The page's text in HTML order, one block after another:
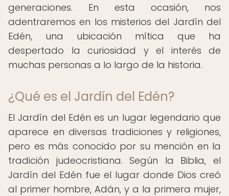
generaciones. En esta ocasión, nos
adentraremos en los misterios del Jardín del
Edén, una ubicación mítica que ha
despertado la curiosidad y el interés de
muchas personas a lo largo de la historia.
¿Qué es el Jardín del Edén?
El Jardín del Edén es un lugar legendario que
aparece en diversas tradiciones y religiones,
pero es más conocido por su mención en la
tradición judeocristiana. Según la Biblia, el
Jardín del Edén fue el lugar donde Dios creó
al primer hombre, Adán, y a la primera mujer,